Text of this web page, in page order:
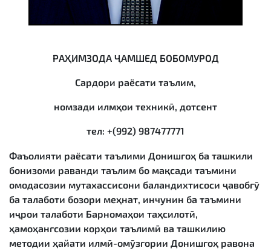
РАҲИМЗОДА ҶАМШЕД БОБОМУРОД
Сардори раёсати таълим,
номзади илмҳои техникӣ, дотсент
тел: +(992) 987477771
Фаъолияти раёсати таълими Донишгоҳ ба ташкили
бонизоми раванди таълим бо мақсади таъмини
омодасозии мутахассисони баландихтисоси ҷавобгӯ
ба талаботи бозори меҳнат, инчунин ба таъмини
иҷрои талаботи Барномаҳои таҳсилотӣ,
ҳамоҳангсозии корҳои таълимӣ ва ташкилию
методии ҳайати илмӣ-омӯзгории Донишгоҳ равона